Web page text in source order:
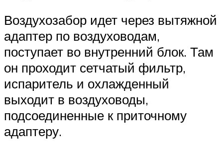
Воздухозабор идет через вытяжной
адаптер по воздуховодам,
поступает во внутренний блок. Там
он проходит сетчатый фильтр,
испаритель и охлажденный
выходит в воздуховоды,
подсоединенные к приточному
адаптеру.